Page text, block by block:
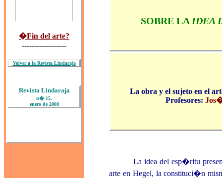
�Fin del arte?
------------------
Volver a la Revista Lindaraja
Revista Lindaraja
n� 15,
enero de 2008
SOBRE LA IDEA
La obra y el sujeto en el
Profesores:
La idea del esp�ritu presente
arte en Hegel, la constituci�n